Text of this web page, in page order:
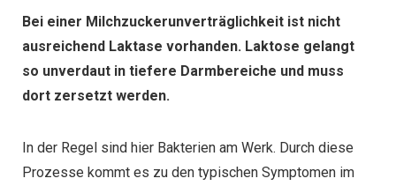
Bei einer Milchzuckerunverträglichkeit ist nicht
ausreichend Laktase vorhanden. Laktose gelangt
so unverdaut in tiefere Darmbereiche und muss
dort zersetzt werden.
In der Regel sind hier Bakterien am Werk. Durch diese
Prozesse kommt es zu den typischen Symptomen im